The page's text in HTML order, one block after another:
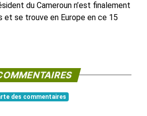
du Cameroun n’est finalement
et se trouve en Europe en ce 15
des commentaires